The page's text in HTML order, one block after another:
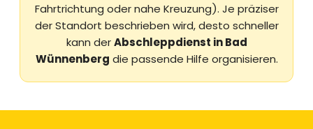
Fahrtrichtung oder nahe Kreuzung). Je präziser
der Standort beschrieben wird, desto schneller
kann derAbschleppdienst in Bad
Wünnenberg die passende Hilfe organisieren.